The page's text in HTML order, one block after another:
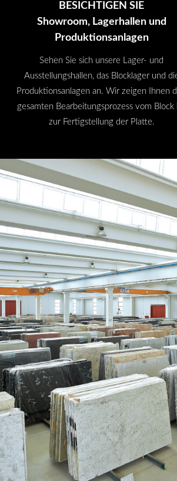
BESICHTIGEN SIE
Showroom, Lagerhallen und
Produktionsanlagen
Sehen Sie sich unsere Lager- und
Ausstellungshallen, das Blocklager und
Produktionsanlagen an. Wir zeigen Ihnen
gesamten Bearbeitungsprozess vom Block
zur Fertigstellung der Platte.